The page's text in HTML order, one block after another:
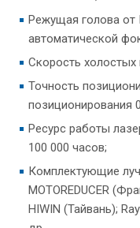
Режущая голова от
автоматической
Скорость
Точность
позиционирования
Ресурс работы
100 000 часов;
Комплектующие
MOTOREDUCER
HIWIN (Тайвань);